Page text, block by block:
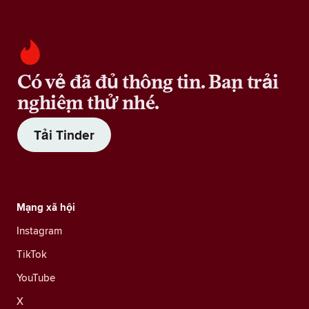
Có vẻ đã đủ thông tin. Bạn trải
nghiệm thử nhé.
Tải Tinder
Mạng xã hội
Instagram
TikTok
YouTube
X